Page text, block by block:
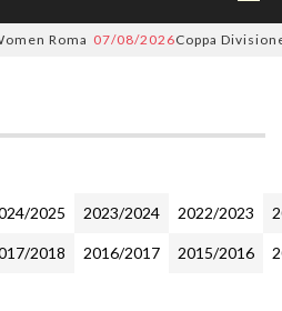
Roma 07/08/2026Coppa Divisione, si
2025 2023/2024 2022/2023
2018 2016/2017 2015/2016